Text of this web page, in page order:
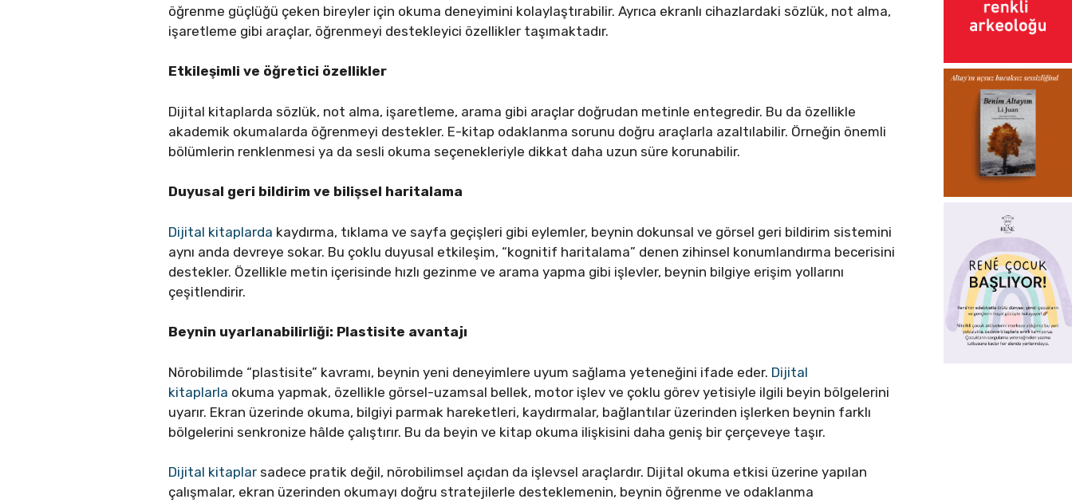
öğrenme güçlüğü çeken bireyler için okuma deneyimini kolaylaştırabilir. Ayrıca ekranlı cihazlardaki sözlük, not alma,
işaretleme gibi araçlar, öğrenmeyi destekleyici özellikler taşımaktadır.
Etkileşimli ve öğretici özellikler
Dijital kitaplarda sözlük, not alma, işaretleme, arama gibi araçlar doğrudan metinle entegredir. Bu da özellikle
akademik okumalarda öğrenmeyi destekler. E-kitap odaklanma sorunu doğru araçlarla azaltılabilir. Örneğin önemli
bölümlerin renklenmesi ya da sesli okuma seçenekleriyle dikkat daha uzun süre korunabilir.
Duyusal geri bildirim ve bilişsel haritalama
Dijital kitaplarda kaydırma, tıklama ve sayfa geçişleri gibi eylemler, beynin dokunsal ve görsel geri bildirim sistemini
aynı anda devreye sokar. Bu çoklu duyusal etkileşim, “kognitif haritalama” denen zihinsel konumlandırma becerisini
destekler. Özellikle metin içerisinde hızlı gezinme ve arama yapma gibi işlevler, beynin bilgiye erişim yollarını
çeşitlendirir.
Beynin uyarlanabilirliği: Plastisite avantajı
Nörobilimde “plastisite” kavramı, beynin yeni deneyimlere uyum sağlama yeteneğini ifade eder. Dijital
kitaplarla okuma yapmak, özellikle görsel-uzamsal bellek, motor işlev ve çoklu görev yetisiyle ilgili beyin bölgelerini
uyarır. Ekran üzerinde okuma, bilgiyi parmak hareketleri, kaydırmalar, bağlantılar üzerinden işlerken beynin farklı
bölgelerini senkronize hâlde çalıştırır. Bu da beyin ve kitap okuma ilişkisini daha geniş bir çerçeveye taşır.
Dijital kitaplar sadece pratik değil, nörobilimsel açıdan da işlevsel araçlardır. Dijital okuma etkisi üzerine yapılan
çalışmalar, ekran üzerinden okumayı doğru stratejilerle desteklemenin, beynin öğrenme ve odaklanma